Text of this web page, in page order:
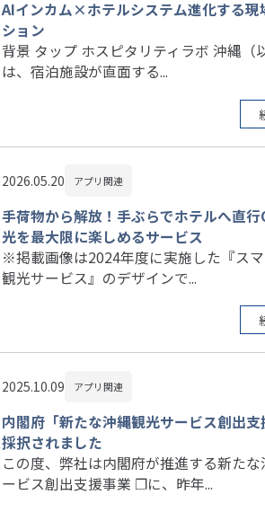
AIインカム×ホテルシステム進化する現
ション
背景 タップ ホスピタリティラボ 沖縄（
は、宿泊施設が直面する...
2026.05.20 アプリ関連
手荷物から解放！手ぶらでホテルへ直行
光を最大限に楽しめるサービス
※掲載画像は2024年度に実施した『ス
観光サービス』のデザインで...
2025.10.09 アプリ関連
内閣府「新たな沖縄観光サービス創出
採択されました
この度、弊社は内閣府が推進する新た
ービス創出支援事業 ❐に、昨年...